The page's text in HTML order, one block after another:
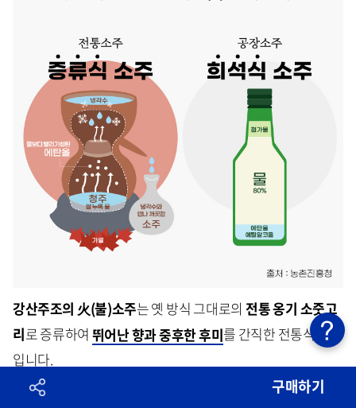
강산주조의 火(불)소주는 옛 방식 그대로의 전통 옹기 소줏고
리로 증류하여 뛰어난 향과 중후한 후미를 간직한 전통식 소주
입니다.
또한 100일간의 장기저온 숙성과정을 거친 소곡주로 증류하
구매하기